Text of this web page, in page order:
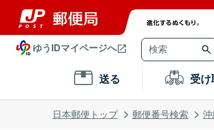
ゆうIDマイページへ
送る 受
日本郵便トップ 郵便番号検索